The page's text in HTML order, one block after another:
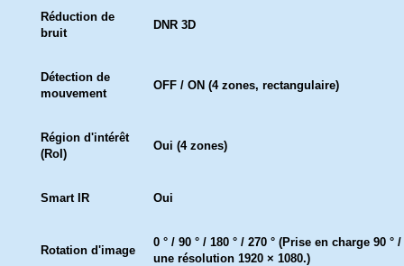
Réduction de
bruit
DNR 3D
Détection de
mouvement
OFF / ON (4 zones, rectangulaire)
Région d'intérêt
(RoI)
Oui (4 zones)
Smart IR Oui
Rotation d'image
0 ° / 90 ° / 180 ° / 270 ° (Prise en charge 90 ° /
une résolution 1920 × 1080.)